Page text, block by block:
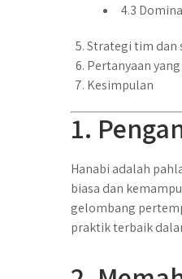
4.3
Strategi tim dan
Pertanyaan
Kesimpulan
1.
Hanabi adalah
biasa dan
gelombang
praktik terbaik